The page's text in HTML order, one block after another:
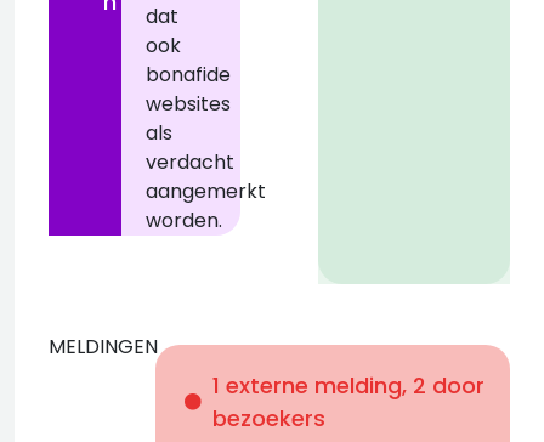
dat
ook
bonafide
websites
als
verdacht
aangemerkt
worden.
MELDINGEN
1 externe melding, 2 door
bezoekers